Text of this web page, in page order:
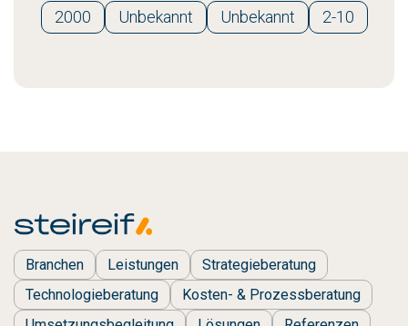
2000 Unbekannt Unbekannt 2-10
Branchen Leistungen
Strategieberatung
Technologieberatung
Kosten- & Prozessberatung